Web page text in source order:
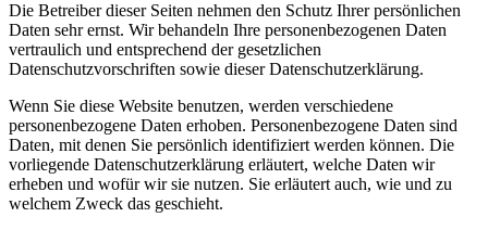
Die Betreiber dieser Seiten nehmen den Schutz Ihrer persönlichen
Daten sehr ernst. Wir behandeln Ihre personenbezogenen Daten
vertraulich und entsprechend der gesetzlichen
Datenschutzvorschriften sowie dieser Datenschutzerklärung.
Wenn Sie diese Website benutzen, werden verschiedene
personenbezogene Daten erhoben. Personenbezogene Daten sind
Daten, mit denen Sie persönlich identifiziert werden können. Die
vorliegende Datenschutzerklärung erläutert, welche Daten wir
erheben und wofür wir sie nutzen. Sie erläutert auch, wie und zu
welchem Zweck das geschieht.